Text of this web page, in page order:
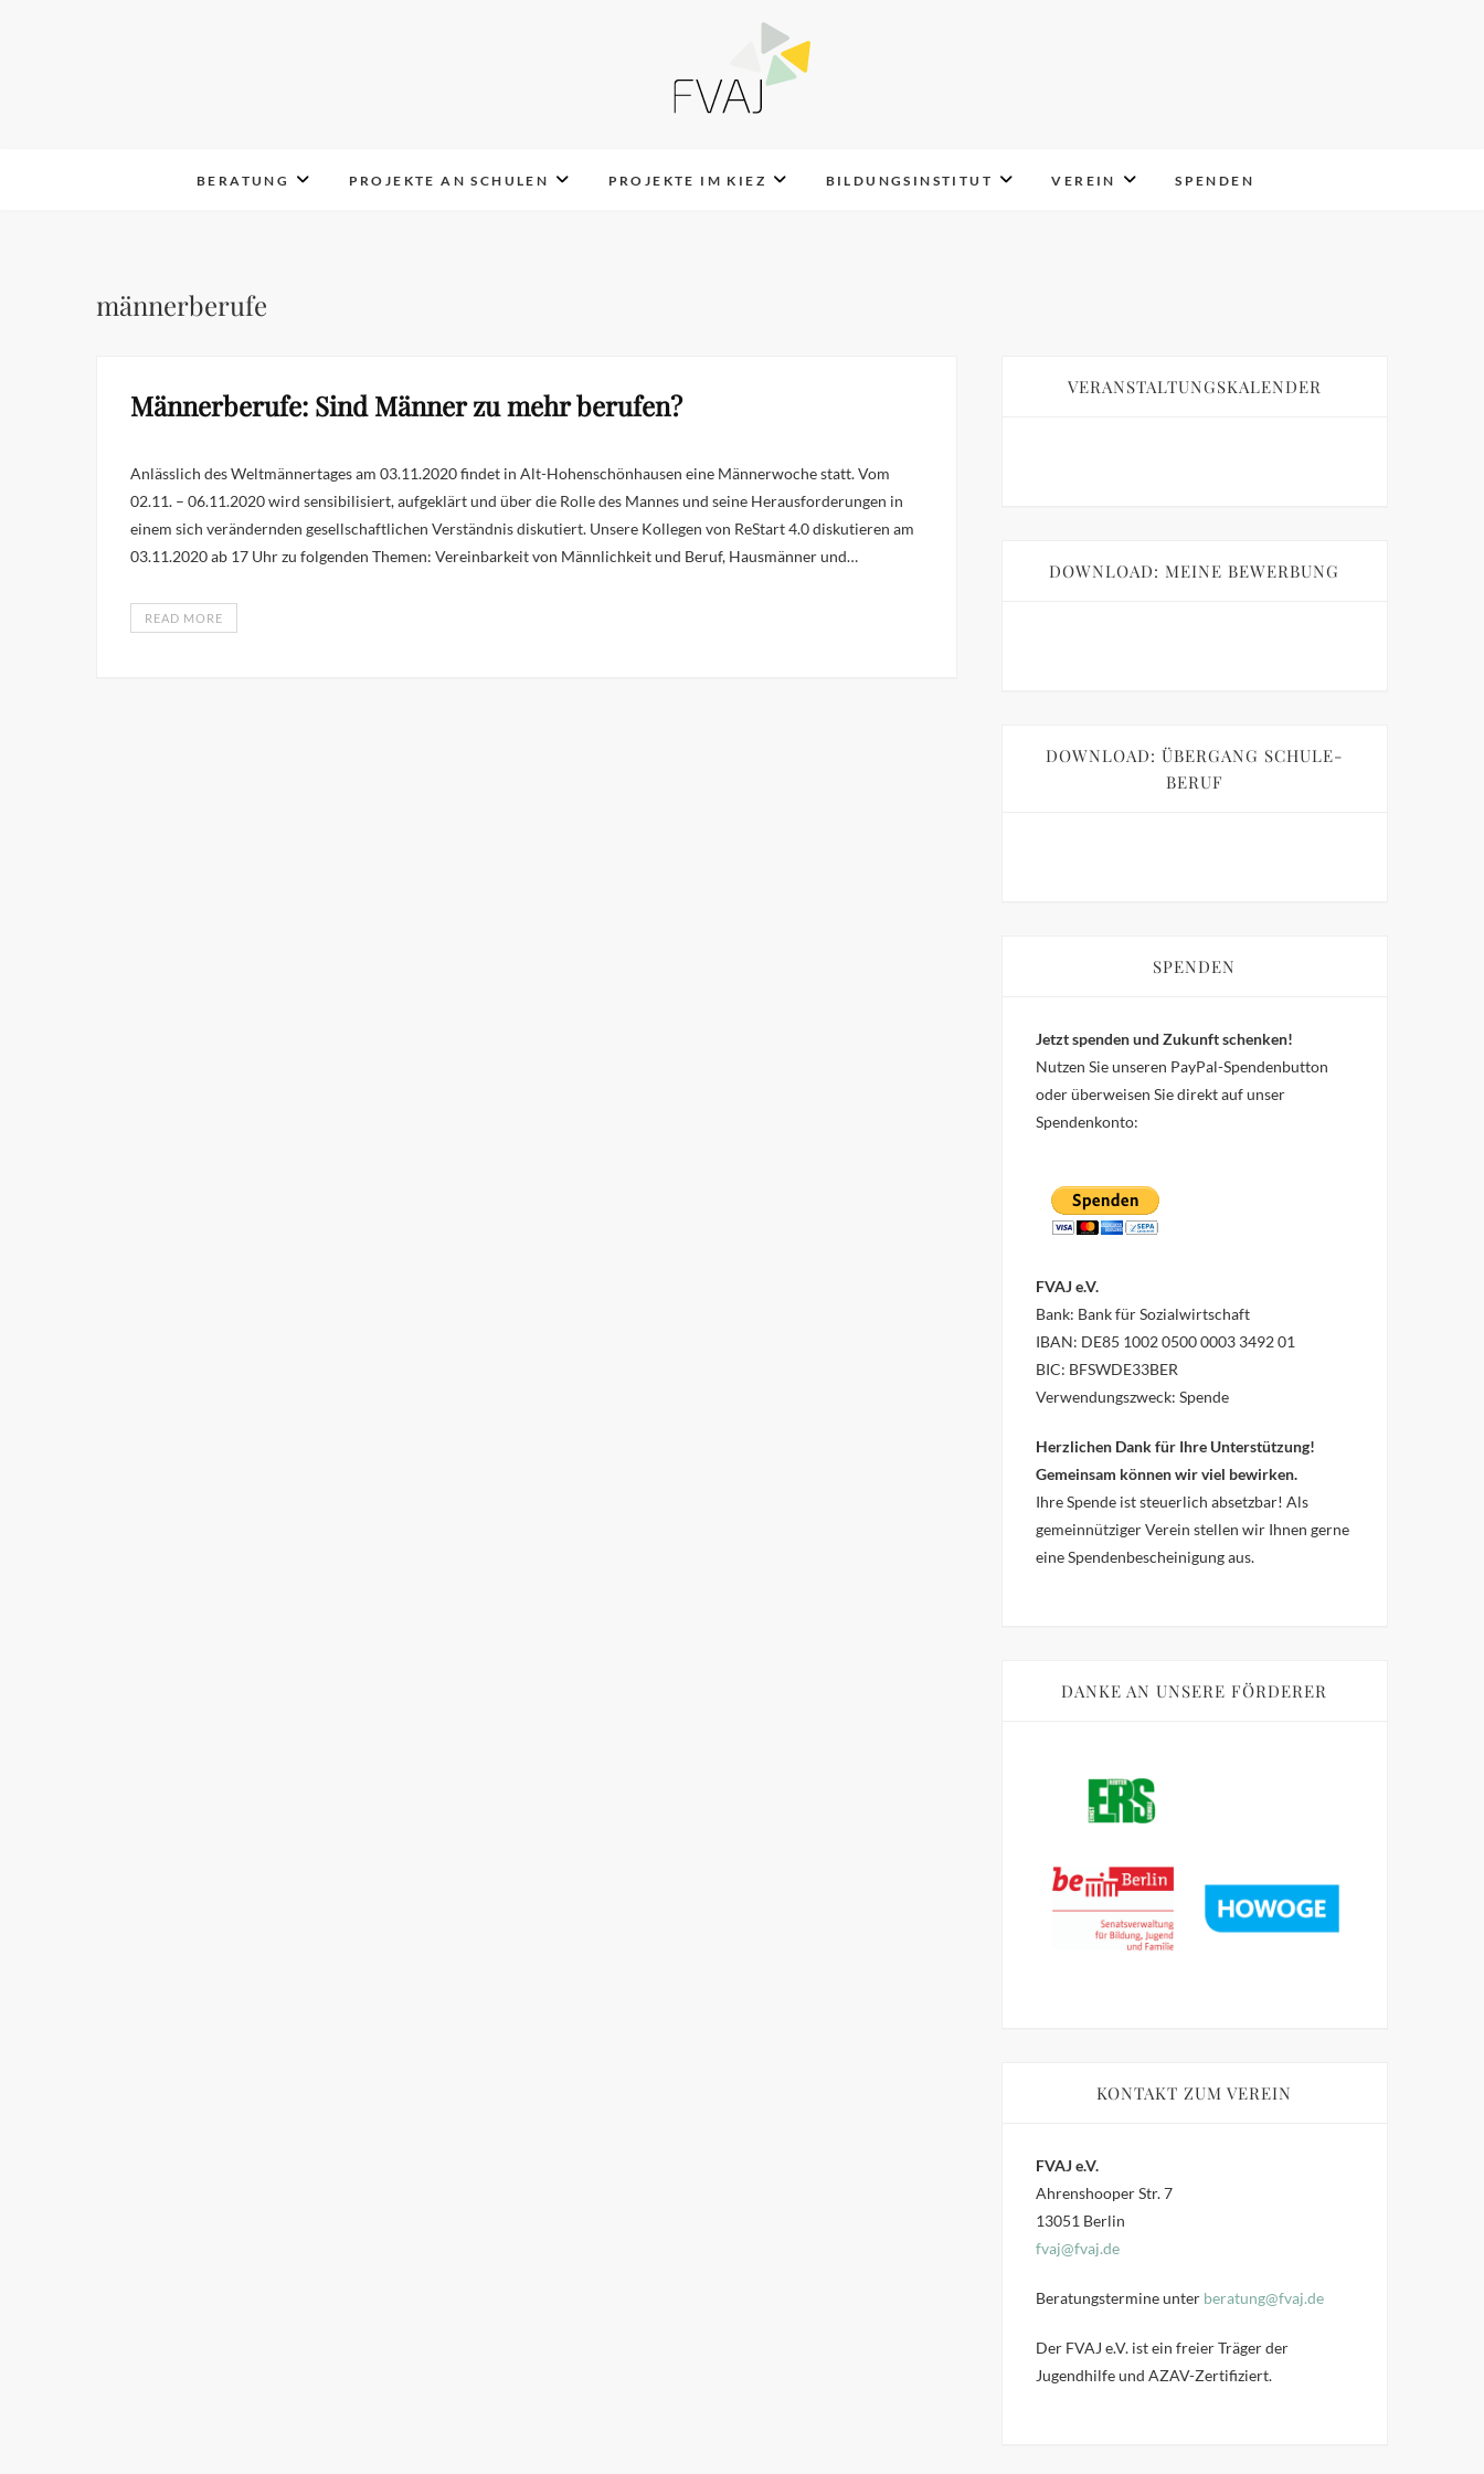
BERATUNG PROJEKTE AN SCHULEN PROJEKTE IM KIEZ BILDUNGSINSTITUT VEREIN SPENDEN
männerberufe
Männerberufe: Sind Männer zu mehr berufen?
Anlässlich des Weltmännertages am 03.11.2020 findet in Alt-Hohenschönhausen eine Männerwoche statt. Vom
02.11. – 06.11.2020 wird sensibilisiert, aufgeklärt und über die Rolle des Mannes und seine Herausforderungen in
einem sich verändernden gesellschaftlichen Verständnis diskutiert. Unsere Kollegen von ReStart 4.0 diskutieren am
03.11.2020 ab 17 Uhr zu folgenden Themen: Vereinbarkeit von Männlichkeit und Beruf, Hausmänner und…
READ MORE
VERANSTALTUNGSKALENDER
DOWNLOAD: MEINE BEWERBUNG
DOWNLOAD: ÜBERGANG SCHULE-
BERUF
SPENDEN
Jetzt spenden und Zukunft schenken!
Nutzen Sie unseren PayPal-Spendenbutton
oder überweisen Sie direkt auf unser
Spendenkonto:
FVAJ e.V.
Bank: Bank für Sozialwirtschaft
IBAN: DE85 1002 0500 0003 3492 01
BIC: BFSWDE33BER
Verwendungszweck: Spende
Herzlichen Dank für Ihre Unterstützung!
Gemeinsam können wir viel bewirken.
Ihre Spende ist steuerlich absetzbar! Als
gemeinnütziger Verein stellen wir Ihnen gerne
eine Spendenbescheinigung aus.
DANKE AN UNSERE FÖRDERER
KONTAKT ZUM VEREIN
FVAJ e.V.
Ahrenshooper Str. 7
13051 Berlin
fvaj@fvaj.de
Beratungstermine unter beratung@fvaj.de
Der FVAJ e.V. ist ein freier Träger der
Jugendhilfe und AZAV-Zertifiziert.